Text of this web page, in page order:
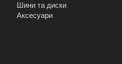
Шини та диски
Аксесуари